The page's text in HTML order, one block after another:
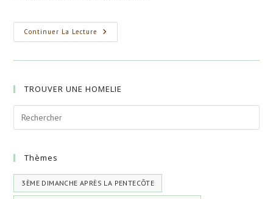
Continuer La Lecture Treizième
Dimanche
La
Des
Homicides
TROUVER UNE HOMELIE
Thèmes
3ÈME DIMANCHE APRÈS LA PENTECÔTE